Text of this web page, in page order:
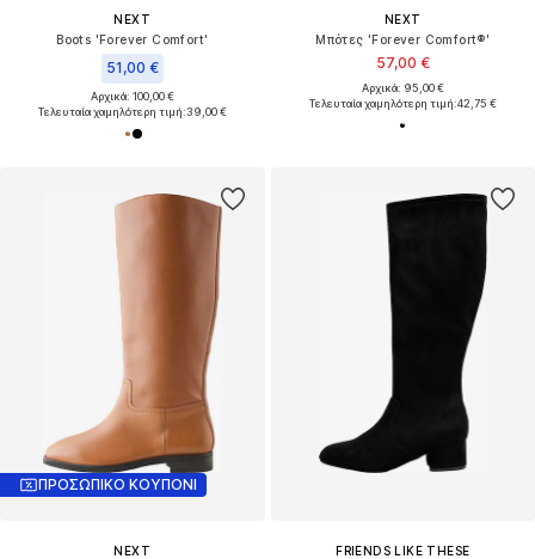
NEXT
Boots 'Forever Comfort'
51,00 €
Αρχικά: 100,00 €
Τελευταία χαμηλότερη τιμή:39,00 €
NEXT
Μπότες 'Forever Comfort®'
57,00 €
Αρχικά: 95,00 €
Τελευταία χαμηλότερη τιμή:42,75 €
ΠΡΟΣΩΠΙΚΟ ΚΟΥΠΟΝΙ
NEXT
FRIENDS LIKE THESE